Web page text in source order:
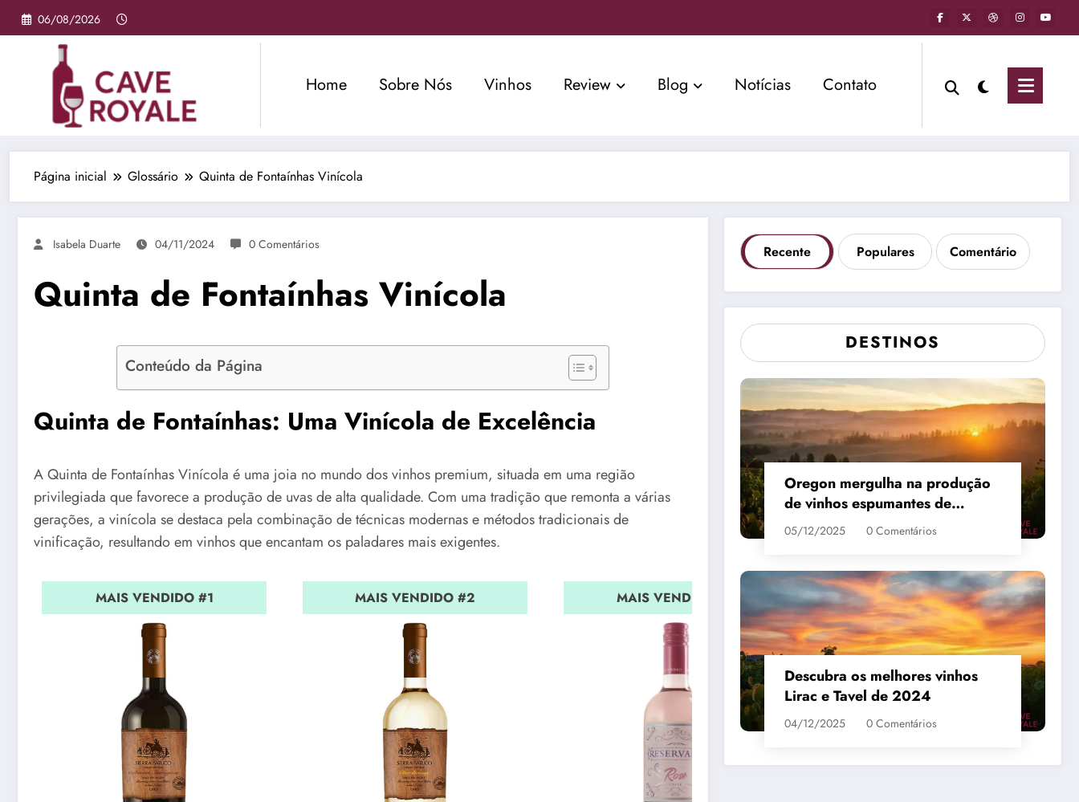
Pular
para
06/08/2026
Home Sobre Nós Vinhos Review Blog Notícias Contato
Página inicial Glossário Quinta de Fontaínhas Vinícola
Isabela Duarte 04/11/2024 0 Comentários
Quinta de Fontaínhas Vinícola
Conteúdo da Página
Quinta de Fontaínhas: Uma Vinícola de Excelência
A Quinta de Fontaínhas Vinícola é uma joia no mundo dos vinhos premium, situada em uma região
privilegiada que favorece a produção de uvas de alta qualidade. Com uma tradição que remonta a várias
gerações, a vinícola se destaca pela combinação de técnicas modernas e métodos tradicionais de
vinificação, resultando em vinhos que encantam os paladares mais exigentes.
MAIS VENDIDO #1 MAIS VENDIDO #2 MAIS VENDIDO #3 MAIS VENDIDO #4
Recente Populares Comentário
DESTINOS
Oregon mergulha na produção
de vinhos espumantes de
qualidade
05/12/2025 0 Comentários
Descubra os melhores vinhos
Lirac e Tavel de 2024
04/12/2025 0 Comentários